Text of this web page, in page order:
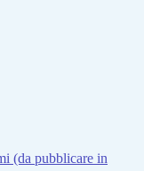
(da pubblicare in